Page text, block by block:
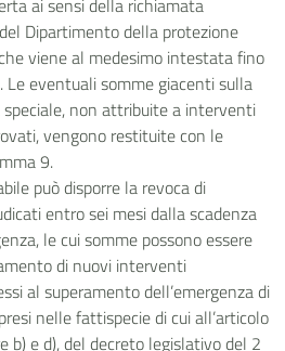
ai sensi della richiamata
Dipartimento della protezione
che viene al medesimo intestata fino
eventuali somme giacenti sulla
non attribuite a interventi
vengono restituite con le
9.
può disporre la revoca di
entro sei mesi dalla scadenza
le cui somme possono essere
di nuovi interventi
al superamento dell’emergenza di
nelle fattispecie di cui all’articolo
b) e d), del decreto legislativo del 2